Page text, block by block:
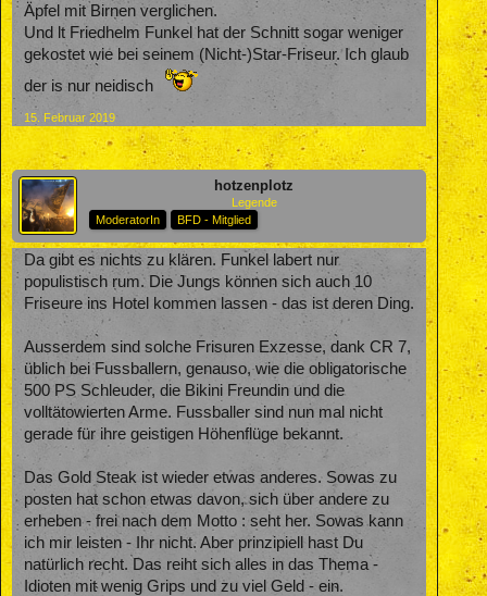
Äpfel mit Birnen verglichen.
Und lt Friedhelm Funkel hat der Schnitt sogar weniger
gekostet wie bei seinem (Nicht-)Star-Friseur. Ich glaub
der is nur neidisch
15. Februar 2019
hotzenplotz
Legende
ModeratorIn
BFD - Mitglied
Da gibt es nichts zu klären. Funkel labert nur
populistisch rum. Die Jungs können sich auch 10
Friseure ins Hotel kommen lassen - das ist deren Ding.
Ausserdem sind solche Frisuren Exzesse, dank CR 7,
üblich bei Fussballern, genauso, wie die obligatorische
500 PS Schleuder, die Bikini Freundin und die
volltätowierten Arme. Fussballer sind nun mal nicht
gerade für ihre geistigen Höhenflüge bekannt.
Das Gold Steak ist wieder etwas anderes. Sowas zu
posten hat schon etwas davon, sich über andere zu
erheben - frei nach dem Motto : seht her. Sowas kann
ich mir leisten - Ihr nicht. Aber prinzipiell hast Du
natürlich recht. Das reiht sich alles in das Thema -
Idioten mit wenig Grips und zu viel Geld - ein.